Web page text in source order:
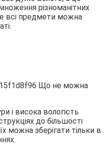
різноманітних
всі предмети можна
і висока вологість
до більшості
можна зберігати тільки в